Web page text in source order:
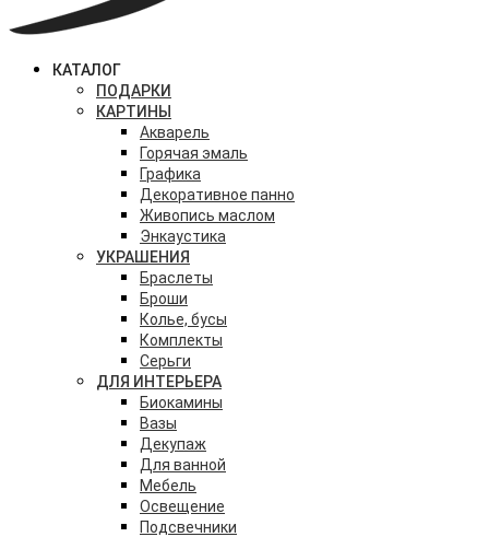
КАТАЛОГ
ПОДАРКИ
КАРТИНЫ
Акварель
Горячая эмаль
Графика
Декоративное панно
Живопись маслом
Энкаустика
УКРАШЕНИЯ
Браслеты
Броши
Колье, бусы
Комплекты
Серьги
ДЛЯ ИНТЕРЬЕРА
Биокамины
Вазы
Декупаж
Для ванной
Мебель
Освещение
Подсвечники